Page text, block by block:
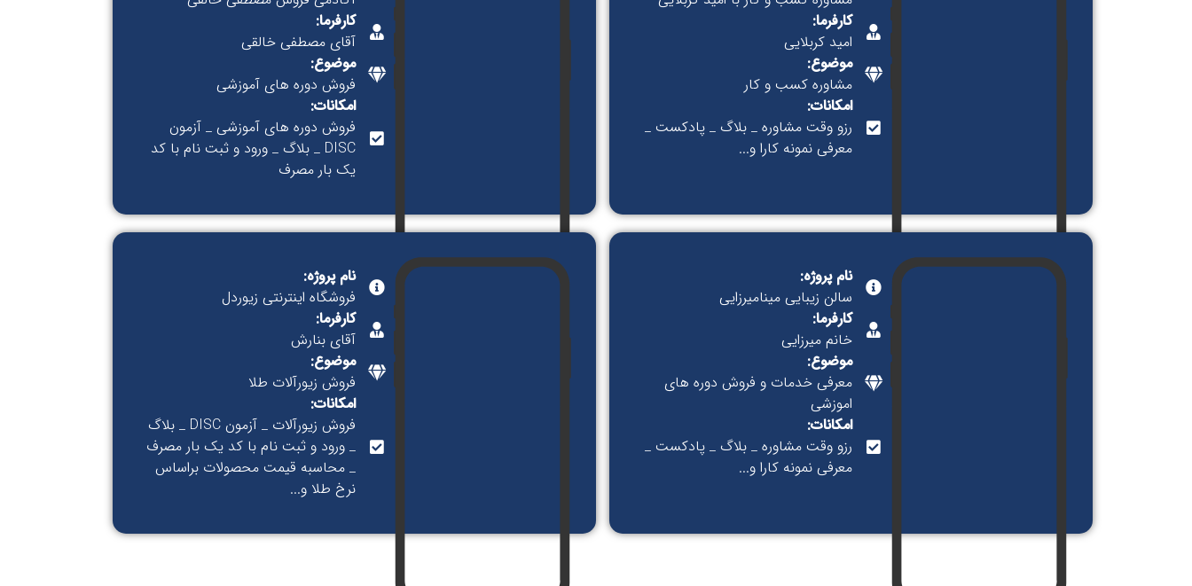
کارفرما:
امید کربلایی
موضوع:
مشاوره کسب و کار
امکانات:
رزو وقت مشاوره _ بلاگ _ پادکست _
معرفی نمونه کارا و...
کارفرما:
آقای مصطفی خالقی
موضوع:
فروش دوره های آموزشی
امکانات:
فروش دوره های آموزشی _ آزمون
DISC _ بلاگ _ ورود و ثبت نام با کد
یک بار مصرف
نام پروژه:
سالن زیبایی مینامیرزایی
کارفرما:
خانم میرزایی
موضوع:
معرفی خدمات و فروش دوره های
اموزشی
امکانات:
رزو وقت مشاوره _ بلاگ _ پادکست _
معرفی نمونه کارا و...
نام پروژه:
فروشگاه اینترنتی زیوردل
کارفرما:
آقای بنارش
موضوع:
فروش زیورآلات طلا
امکانات:
فروش زیورآلات _ آزمون DISC _ بلاگ
_ ورود و ثبت نام با کد یک بار مصرف
_ محاسبه قیمت محصولات براساس
نرخ طلا و...